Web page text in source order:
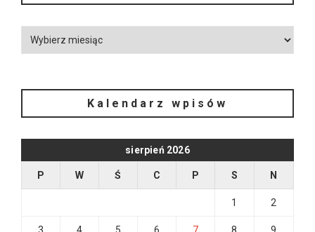
Kalendarz wpisów
sierpień 2026
P W Ś C P S N
1 2